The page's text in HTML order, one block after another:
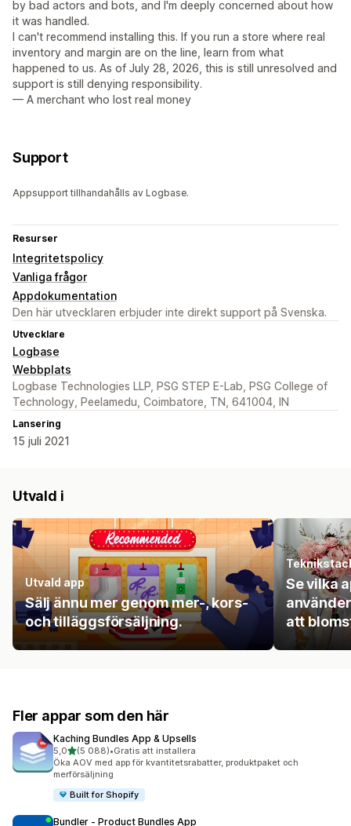
by bad actors and bots, and I'm deeply concerned about how
it was handled.
I can't recommend installing this. If you run a store where real
inventory and margin are on the line, learn from what
happened to us. As of July 28, 2026, this is still unresolved and
support is still denying responsibility.
— A merchant who lost real money
Support
Appsupport tillhandahålls av Logbase.
Resurser
Integritetspolicy
Vanliga frågor
Appdokumentation
Den här utvecklaren erbjuder inte direkt support på Svenska.
Utvecklare
Logbase
Webbplats
Logbase Technologies LLP, PSG STEP E-Lab, PSG College of
Technology, Peelamedu, Coimbatore, TN, 641004, IN
Lansering
15 juli 2021
Utvald i
Utvald app
Sälj ännu mer genom mer-, kors-
och tilläggsförsäljning.
Se vilka
att
Fler appar som den här
Kaching Bundles App & Upsells
5,0av 5 stjärnor
(5 088)
5088 recensioner totalt
•Gratis att installera
Öka AOV med app för kvantitetsrabatter, produktpaket och
merförsäljning
Built for Shopify
Bundler ‑ Product Bundles App